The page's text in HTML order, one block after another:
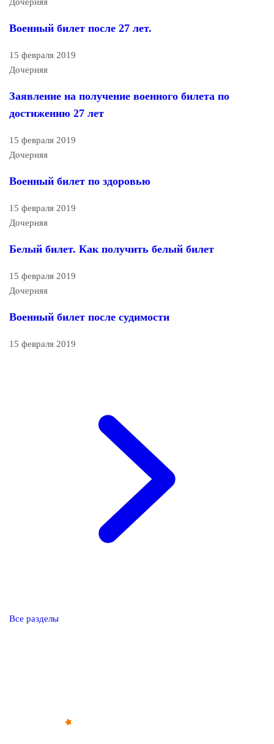
Военный билет после 27 лет.
15 февраля 2019
Дочерняя
Заявление на получение военного билета по
достижению 27 лет
15 февраля 2019
Дочерняя
Военный билет по здоровью
15 февраля 2019
Дочерняя
Белый билет. Как получить белый билет
15 февраля 2019
Дочерняя
Военный билет после судимости
15 февраля 2019
Все разделы